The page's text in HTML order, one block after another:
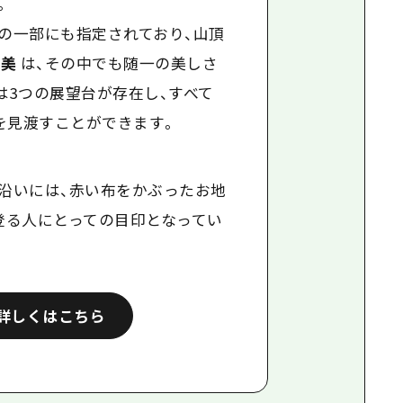
一部にも指定されており、山頂
は、その中でも随一の美しさ
3つの展望台が存在し、すべて
渡すことができます。
いには、赤い布をかぶったお地
る人にとっての目印となってい
しくはこちら